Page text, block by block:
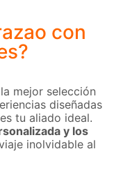
con
mejor selección
diseñadas
tu aliado ideal.
y los
inolvidable al